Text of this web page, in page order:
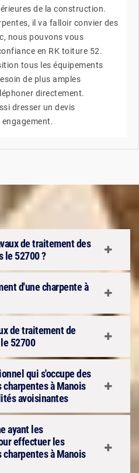
de la construction.
il va falloir convier des
nous pouvons vous
en RK toiture 52.
tous les équipements
de plus amples
directement.
dresser un devis
de traitement des
le 52700 ?
d'une charpente à
de traitement de
52700
qui s'occupe des
à Manois
avoisinantes
ayant les
effectuer les
à Manois